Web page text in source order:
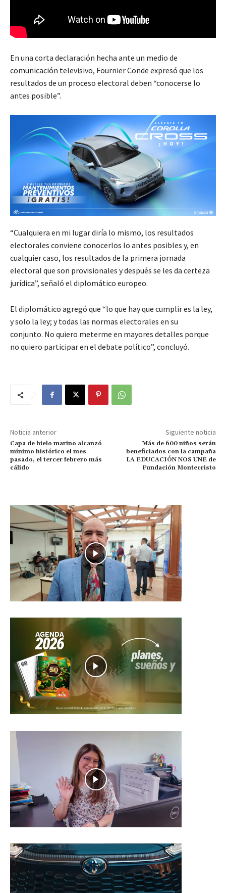
En una corta declaración hecha ante un medio de
comunicación televisivo, Fournier Conde expresó que los
resultados de un proceso electoral deben “conocerse lo
antes posible”.
“Cualquiera en mi lugar diría lo mismo, los resultados
electorales conviene conocerlos lo antes posibles y, en
cualquier caso, los resultados de la primera jornada
electoral que son provisionales y después se les da certeza
jurídica”, señaló el diplomático europeo.
El diplomático agregó que “lo que hay que cumplir es la ley,
y solo la ley; y todas las normas electorales en su
conjunto. No quiero meterme en mayores detalles porque
no quiero participar en el debate político”, concluyó.
Noticia anterior
Capa de hielo marino alcanzó
mínimo histórico el mes
pasado, el tercer febrero más
cálido
Siguiente noticia
Más de 600 niños serán
beneficiados con la campaña
LA EDUCACIÓN NOS UNE de
Fundación Montecristo